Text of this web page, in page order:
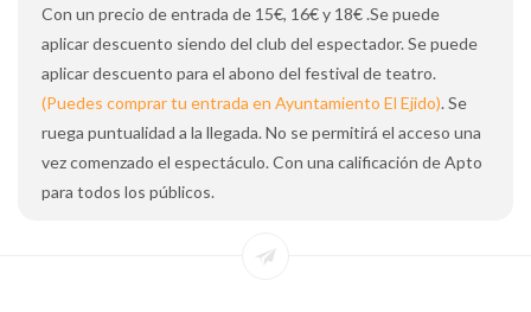
Con un precio de entrada de 15€, 16€ y 18€ .Se puede
aplicar descuento siendo del club del espectador. Se puede
aplicar descuento para el abono del festival de teatro.
(Puedes comprar tu entrada en Ayuntamiento El Ejido). Se
ruega puntualidad a la llegada. No se permitirá el acceso una
vez comenzado el espectáculo. Con una calificación de Apto
para todos los públicos.